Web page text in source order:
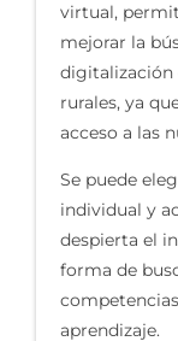
virtual,
mejorar la
digitalización
rurales, ya
acceso a las
Se puede
individual y
despierta el
forma de
aprendizaje.